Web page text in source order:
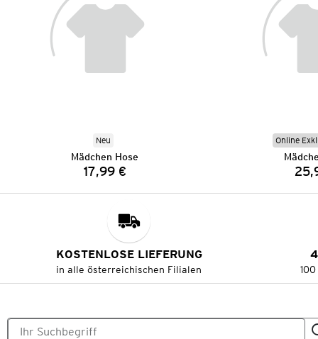
Neu
Mädchen Hose
Preis:
17,99 €
Online
KOSTENLOSE LIEFERUNG
in alle österreichischen Filialen